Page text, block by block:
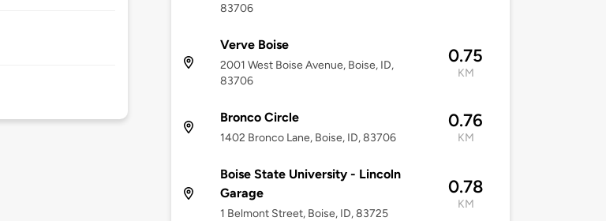
83706
Verve Boise
2001 West Boise Avenue, Boise, ID,
83706
0.75
KM
Bronco Circle
1402 Bronco Lane, Boise, ID, 83706
0.76
KM
Boise State University - Lincoln
Garage
1 Belmont Street, Boise, ID, 83725
0.78
KM